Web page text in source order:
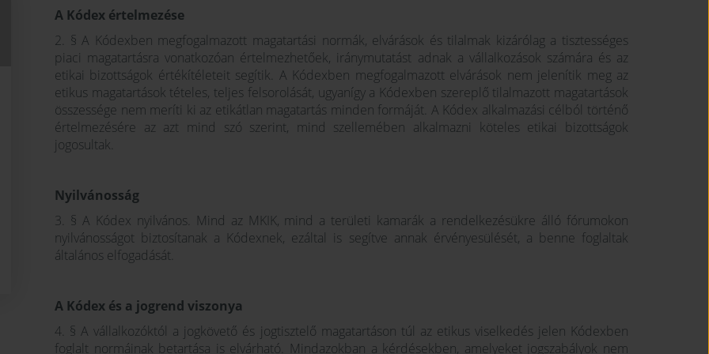
A Kódex értelmezése
2. § A Kódexben megfogalmazott magatartási normák, elvárások és tilalmak kizárólag a tisztességes
piaci magatartásra vonatkozóan értelmezhetőek, iránymutatást adnak a vállalkozások számára és az
etikai bizottságok értékítéleteit segítik. A Kódexben megfogalmazott elvárások nem jelenítik meg az
etikus magatartások tételes, teljes felsorolását, ugyanígy a Kódexben szereplő tilalmazott magatartások
összessége nem meríti ki az etikátlan magatartás minden formáját. A Kódex alkalmazási célból történő
értelmezésére az azt mind szó szerint, mind szellemében alkalmazni köteles etikai bizottságok
jogosultak.
Nyilvánosság
3. § A Kódex nyilvános. Mind az MKIK, mind a területi kamarák a rendelkezésükre álló fórumokon
nyilvánosságot biztosítanak a Kódexnek, ezáltal is segítve annak érvényesülését, a benne foglaltak
általános elfogadását.
A Kódex és a jogrend viszonya
4. § A vállalkozóktól a jogkövető és jogtisztelő magatartáson túl az etikus viselkedés jelen Kódexben
foglalt normáinak betartása is elvárható. Mindazokban a kérdésekben, amelyeket jogszabályok nem